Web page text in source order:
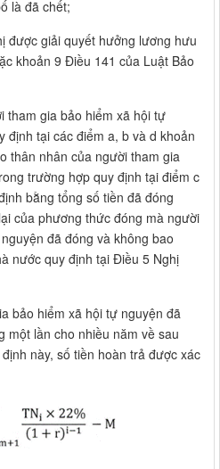
là đã chết;
được giải quyết hưởng lương hưu
khoản 9 Điều 141 của Luật Bảo
tham gia bảo hiểm xã hội tự
định tại các điểm a, b và d khoản
thân nhân của người tham gia
trường hợp quy định tại điểm c
bằng tổng số tiền đã đóng
của phương thức đóng mà người
đã đóng và không bao
nước quy định tại Điều 5 Nghị
bảo hiểm xã hội tự nguyện đã
một lần cho nhiều năm về sau
này, số tiền hoàn trả được xác